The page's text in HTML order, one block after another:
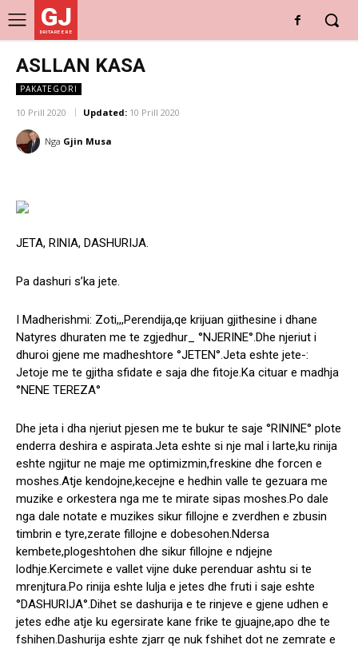
GJ
DRITARE E RE
ASLLAN KASA
PAKATEGORI
10 Prill 2020 Updated: 10 Prill 2020
Nga Gjin Musa
JETA, RINIA, DASHURIJA.
Pa dashuri s’ka jete.
I Madherishmi: Zoti,,,Perendija,qe krijuan gjithesine i dhane
Natyres dhuraten me te zgjedhur_ °NJERINE°.Dhe njeriut i
dhuroi gjene me madheshtore °JETEN°.Jeta eshte jete-:
Jetoje me te gjitha sfidate e saja dhe fitoje.Ka cituar e madhja
°NENE TEREZA°
Dhe jeta i dha njeriut pjesen me te bukur te saje °RININE° plote
enderra deshira e aspirata.Jeta eshte si nje mal i larte,ku rinija
eshte ngjitur ne maje me optimizmin,freskine dhe forcen e
moshes.Atje kendojne,kecejne e hedhin valle te gezuara me
muzike e orkestera nga me te mirate sipas moshes.Po dale
nga dale notate e muzikes sikur fillojne e zverdhen e zbusin
timbrin e tyre,zerate fillojne e dobesohen.Ndersa
kembete,plogeshtohen dhe sikur fillojne e ndjejne
lodhje.Kercimete e vallet vijne duke perenduar ashtu si te
mrenjtura.Po rinija eshte lulja e jetes dhe fruti i saje eshte
°DASHURIJA°.Dihet se dashurija e te rinjeve e gjene udhen e
jetes edhe atje ku egersirate kane frike te gjuajne,apo dhe te
fshihen.Dashurija eshte zjarr qe nuk fshihet dot ne zemrate e